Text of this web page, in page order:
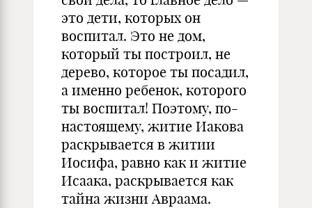
это дети, которых он
воспитал. Это не дом,
который ты построил, не
дерево, которое ты посадил,
а именно ребенок, которого
ты воспитал! Поэтому, по-
настоящему, житие Иакова
раскрывается в житии
Иосифа, равно как и житие
Исаака, раскрывается как
тайна жизни Авраама.